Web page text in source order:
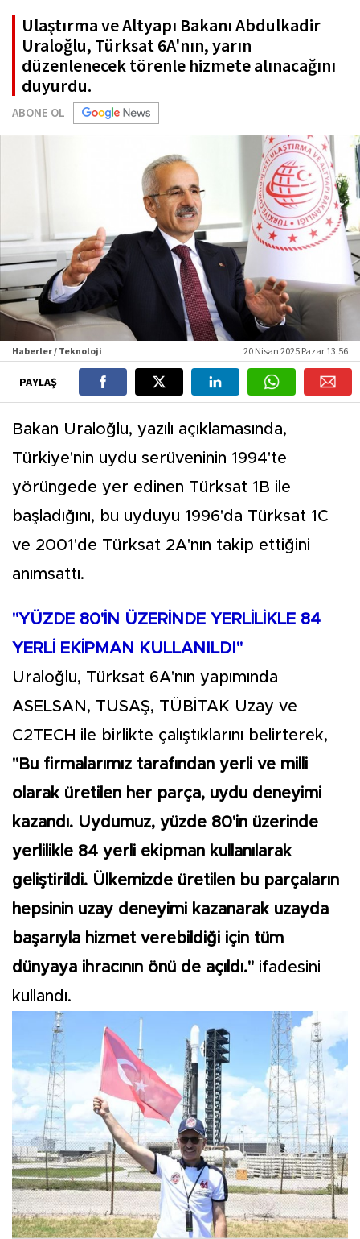
Ulaştırma ve Altyapı Bakanı Abdulkadir
Uraloğlu, Türksat 6A'nın, yarın
düzenlenecek törenle hizmete alınacağını
duyurdu.
ABONE OL
Haberler / Teknoloji 20 Nisan 2025 Pazar 13:56
PAYLAŞ
Bakan Uraloğlu, yazılı açıklamasında,
Türkiye'nin uydu serüveninin 1994'te
yörüngede yer edinen Türksat 1B ile
başladığını, bu uyduyu 1996'da Türksat 1C
ve 2001'de Türksat 2A'nın takip ettiğini
anımsattı.
"YÜZDE 80'İN ÜZERİNDE YERLİLİKLE 84
YERLİ EKİPMAN KULLANILDI"
Uraloğlu, Türksat 6A'nın yapımında
ASELSAN, TUSAŞ, TÜBİTAK Uzay ve
C2TECH ile birlikte çalıştıklarını belirterek,
"Bu firmalarımız tarafından yerli ve milli
olarak üretilen her parça, uydu deneyimi
kazandı. Uydumuz, yüzde 80'in üzerinde
yerlilikle 84 yerli ekipman kullanılarak
geliştirildi. Ülkemizde üretilen bu parçaların
hepsinin uzay deneyimi kazanarak uzayda
başarıyla hizmet verebildiği için tüm
dünyaya ihracının önü de açıldı." ifadesini
kullandı.